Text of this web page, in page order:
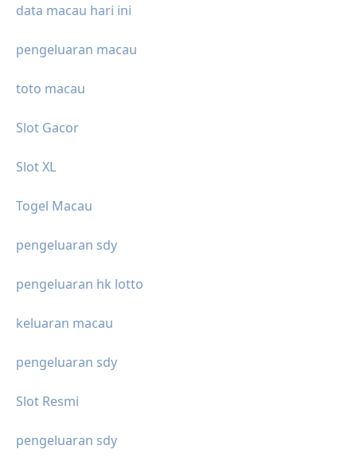
data macau hari ini
pengeluaran macau
toto macau
Slot Gacor
Slot XL
Togel Macau
pengeluaran sdy
pengeluaran hk lotto
keluaran macau
pengeluaran sdy
Slot Resmi
pengeluaran sdy